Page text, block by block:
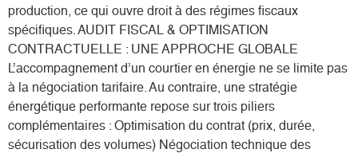
production, ce qui ouvre droit à des régimes fiscaux
spécifiques. AUDIT FISCAL & OPTIMISATION
CONTRACTUELLE : UNE APPROCHE GLOBALE
L’accompagnement d’un courtier en énergie ne se limite pas
à la négociation tarifaire. Au contraire, une stratégie
énergétique performante repose sur trois piliers
complémentaires : Optimisation du contrat (prix, durée,
sécurisation des volumes) Négociation technique des